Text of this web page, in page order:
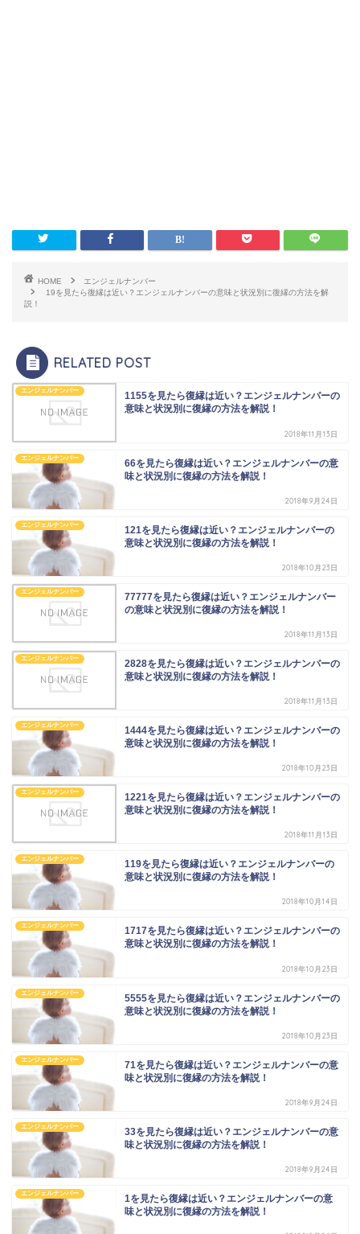
HOME
エンジェルナンバー
19を見たら復縁は近い？エンジェルナンバーの意味と状況別に復縁の方法を解
説！
RELATED POST
エンジェルナンバー
1155を見たら復縁は近い？エンジェルナンバーの
意味と状況別に復縁の方法を解説！
2018年11月13日
エンジェルナンバー
66を見たら復縁は近い？エンジェルナンバーの意
味と状況別に復縁の方法を解説！
2018年9月24日
エンジェルナンバー
121を見たら復縁は近い？エンジェルナンバーの
意味と状況別に復縁の方法を解説！
2018年10月23日
エンジェルナンバー
77777を見たら復縁は近い？エンジェルナンバー
の意味と状況別に復縁の方法を解説！
2018年11月13日
エンジェルナンバー
2828を見たら復縁は近い？エンジェルナンバーの
意味と状況別に復縁の方法を解説！
2018年11月13日
エンジェルナンバー
1444を見たら復縁は近い？エンジェルナンバーの
意味と状況別に復縁の方法を解説！
2018年10月23日
エンジェルナンバー
1221を見たら復縁は近い？エンジェルナンバーの
意味と状況別に復縁の方法を解説！
2018年11月13日
エンジェルナンバー
119を見たら復縁は近い？エンジェルナンバーの
意味と状況別に復縁の方法を解説！
2018年10月14日
エンジェルナンバー
1717を見たら復縁は近い？エンジェルナンバーの
意味と状況別に復縁の方法を解説！
2018年10月23日
エンジェルナンバー
5555を見たら復縁は近い？エンジェルナンバーの
意味と状況別に復縁の方法を解説！
2018年10月23日
エンジェルナンバー
71を見たら復縁は近い？エンジェルナンバーの意
味と状況別に復縁の方法を解説！
2018年9月24日
エンジェルナンバー
33を見たら復縁は近い？エンジェルナンバーの意
味と状況別に復縁の方法を解説！
2018年9月24日
エンジェルナンバー
1を見たら復縁は近い？エンジェルナンバーの意
味と状況別に復縁の方法を解説！